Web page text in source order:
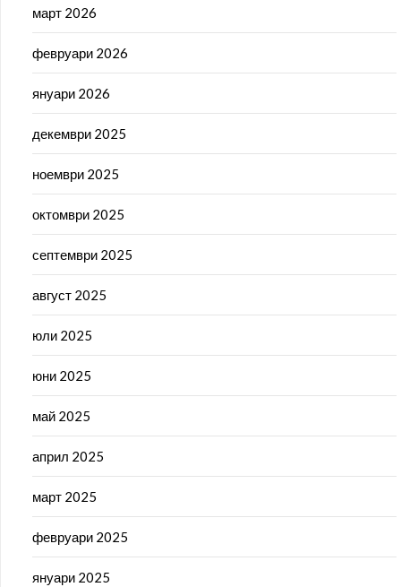
март 2026
февруари 2026
януари 2026
декември 2025
ноември 2025
октомври 2025
септември 2025
август 2025
юли 2025
юни 2025
май 2025
април 2025
март 2025
февруари 2025
януари 2025